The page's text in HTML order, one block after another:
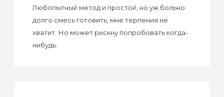
Любопытный метод и простой, но уж больно
долго смесь готовить, мне терпения не
хватит. Но может рискну попробовать когда-
нибудь.